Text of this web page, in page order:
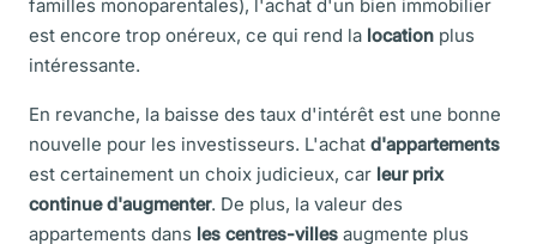
familles monoparentales), l'achat d'un bien immobilier
est encore trop onéreux, ce qui rend la location plus
intéressante.
En revanche, la baisse des taux d'intérêt est une bonne
nouvelle pour les investisseurs. L'achat d'appartements
est certainement un choix judicieux, car leur prix
continue d'augmenter. De plus, la valeur des
appartements dans les centres-villes augmente plus